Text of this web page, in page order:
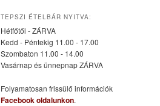
elsődleges
tartalomra
másodlagos
tartalomra
TEPSZI ÉTELBÁR NYITVA:
Hétfőtől - ZÁRVA
Kedd - Péntekig 11.00 - 17.00
Szombaton 11.00 - 14.00
Vasárnap és ünnepnap ZÁRVA
Folyamatosan frissülő információk
Facebook oldalunkon.